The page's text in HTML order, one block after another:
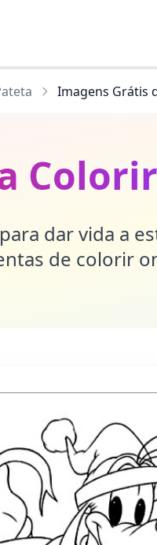
Imagens Grátis
dar vida a
de colorir